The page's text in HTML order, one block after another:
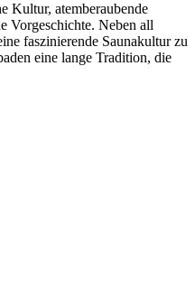
Kultur, atemberaubende
Vorgeschichte. Neben all
faszinierende Saunakultur zu
eine lange Tradition, die